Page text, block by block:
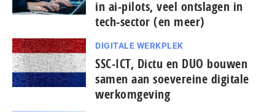
in ai-pilots, veel ontslagen in
tech-sector (en meer)
DIGITALE WERKPLEK
SSC-ICT, Dictu en DUO bouwen
samen aan soevereine digitale
werkomgeving